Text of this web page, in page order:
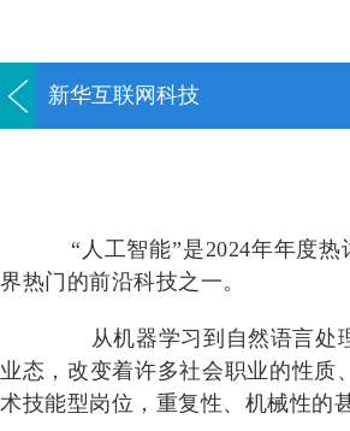
新华互联网科技
“人工智能”是2024年年度
界热门的前沿科技之一。
从机器学习到自然语言处
业态，改变着许多社会职业的性质
术技能型岗位，重复性、机械性的